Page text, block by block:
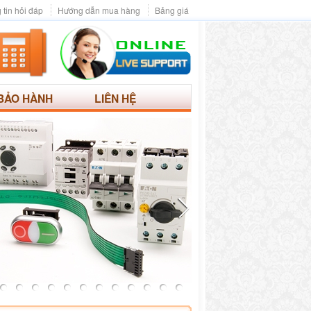
Bảng giá
Hướng dẫn mua hàng
tin hỏi đáp
HÀNH LIÊN HỆ